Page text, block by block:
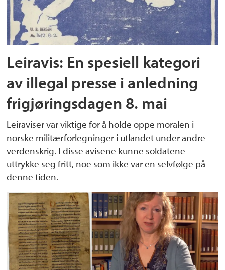
Leiravis: En spesiell kategori
av illegal presse i anledning
frigjøringsdagen 8. mai
Leiraviser var viktige for å holde oppe moralen i
norske militærforlegninger i utlandet under andre
verdenskrig. I disse avisene kunne soldatene
uttrykke seg fritt, noe som ikke var en selvfølge på
denne tiden.